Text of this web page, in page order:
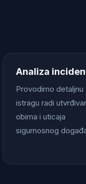
Analiza
Provodimo detaljnu
istragu radi
obima i uticaja
sigurnosnog